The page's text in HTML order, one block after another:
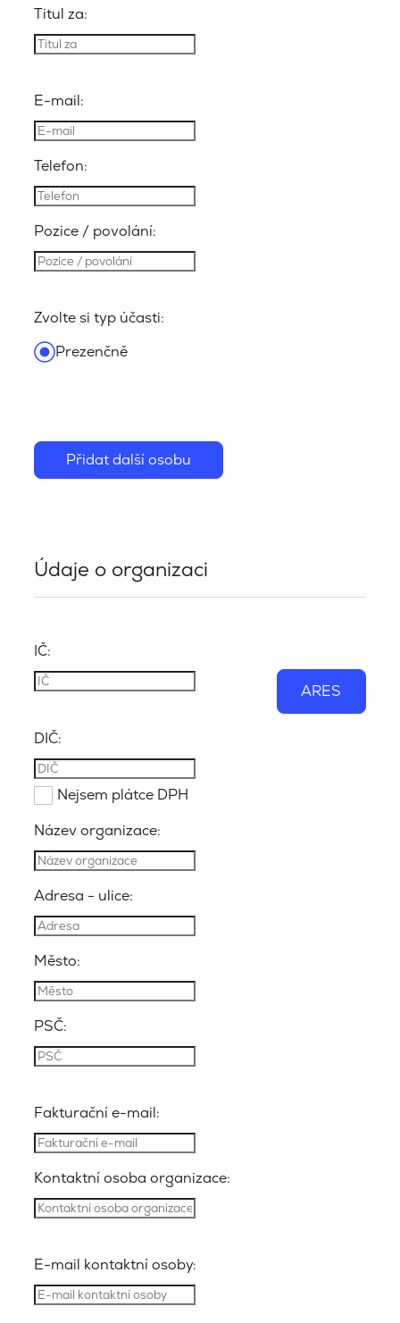
Titul za:
E-mail:
Telefon:
Pozice / povolání:
Zvolte si typ účasti:
Prezenčně
Přidat další osobu
Údaje o organizaci
IČ:
ARES
DIČ:
Nejsem plátce DPH
Název organizace:
Adresa - ulice:
Město:
PSČ:
Fakturační e-mail:
Kontaktní osoba organizace:
E-mail kontaktní osoby: